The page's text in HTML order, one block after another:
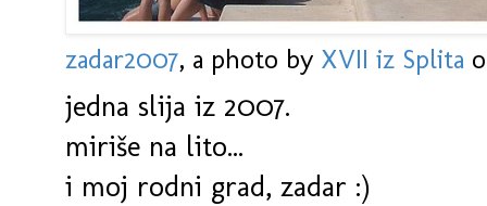
zadar2007, a photo by XVII iz Splita
jedna slija iz 2007.
miriše na lito...
i moj rodni grad, zadar :)